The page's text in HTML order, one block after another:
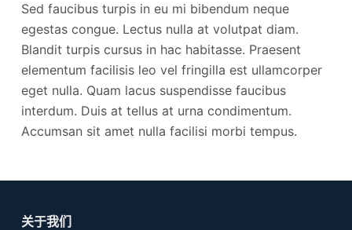
Sed faucibus turpis in eu mi bibendum neque
egestas congue. Lectus nulla at volutpat diam.
Blandit turpis cursus in hac habitasse. Praesent
elementum facilisis leo vel fringilla est ullamcorper
eget nulla. Quam lacus suspendisse faucibus
interdum. Duis at tellus at urna condimentum.
Accumsan sit amet nulla facilisi morbi tempus.
关于我们